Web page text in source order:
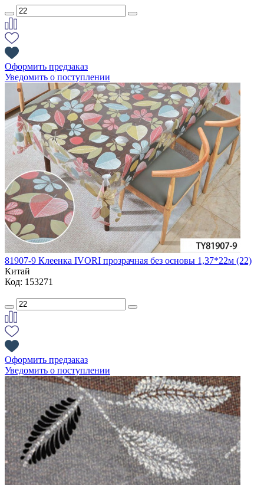
Оформить предзаказ
Уведомить о поступлении
81907-9 Клеенка IVORI прозрачная без основы 1,37*22м (22)
Китай
Код: 153271
Оформить предзаказ
Уведомить о поступлении